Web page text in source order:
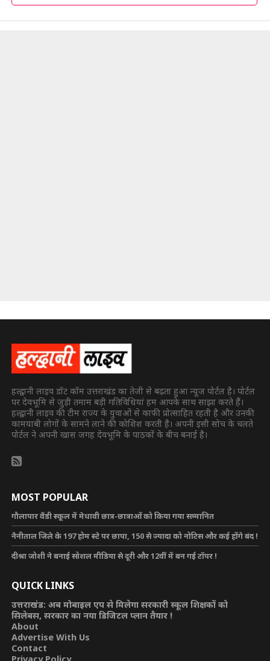
हल्द्वानी लाइव डॉट कॉम उत्तराखंड का तेजी से बढ़ता हुआ न्यूज पोर्टल है। पोर्टल
पर देवभूमि से जुड़ी तमाम बड़ी गतिविधियां हम आपके साथ साझा करते हैं।
हल्द्वानी लाइव की टीम राज्य के युवाओं से काफी प्रोत्साहित रहती है और उनकी
कामयाबी लोगों के सामने लाने की कोशिश करती है। अपनी इसी सोच के चलते
पोर्टल ने अपनी खास जगह देवभूमि के पाठकों के बीच बनाई है।
MOST POPULAR
गौलापार वैंडी स्कूल में मेधावी छात्र-छात्राओं को किया गया सम्मानित
नैनीताल जिले के 197 होम स्टे पर छापा, 150 से ज्यादा को नोटिस और कई होंगे बंद !
दीश्रा जोशी ने बनाई सोशल मीडिया से दूरी और 12वीं में बन गई टॉपर !
QUICK LINKS
उत्तराखंड: अब मोबाइल एप से मिलेगा सरकारी स्कूल शिक्षकों को
सिलेबस, सरकार का नया डिजिटल प्लान तैयार !
About
Advertise With Us
Contact